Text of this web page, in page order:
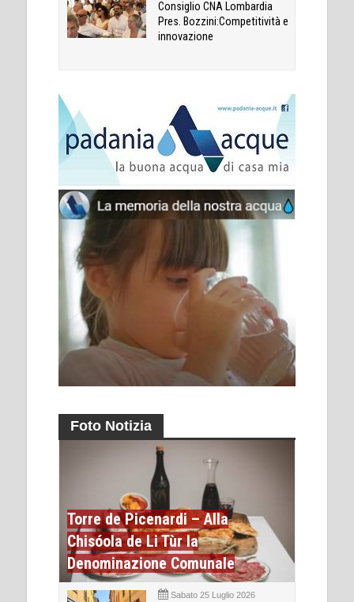
Consiglio CNA Lombardia
Pres. Bozzini:Competitività e
innovazione
Foto Notizia
Torre de Picenardi – Alla
Chisóola de Li Tùr la
Denominazione Comunale
Sabato 25 Luglio 2026